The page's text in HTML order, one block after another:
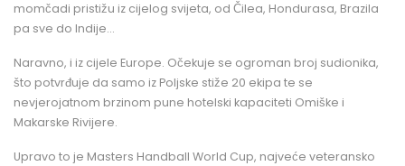
momčadi pristižu iz cijelog svijeta, od Čilea, Hondurasa, Brazila
pa sve do Indije…
Naravno, i iz cijele Europe. Očekuje se ogroman broj sudionika,
što potvrđuje da samo iz Poljske stiže 20 ekipa te se
nevjerojatnom brzinom pune hotelski kapaciteti Omiške i
Makarske Rivijere.
Upravo to je Masters Handball World Cup, najveće veteransko